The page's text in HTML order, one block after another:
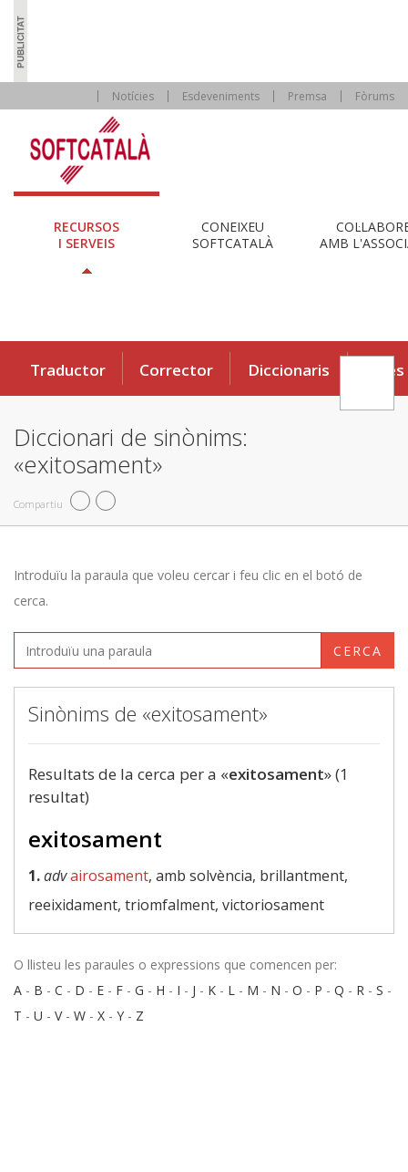
Notícies Esdeveniments Premsa Fòrums
RECURSOS
I SERVEIS
CONEIXEU
SOFTCATALÀ
AMB
Traductor Corrector Diccionaris Eines
Diccionari de sinònims:
«exitosament»
Compartiu
Introduïu la paraula que voleu cercar i feu clic en el botó de
cerca.
CERCA
Sinònims de «exitosament»
Resultats de la cerca per a «exitosament» (1
resultat)
exitosament
1.advairosament, amb solvència, brillantment,
reeixidament, triomfalment, victoriosament
O llisteu les paraules o expressions que comencen per:
A - B - C - D - E - F - G - H - I - J - K - L - M - N - O - P - Q - R - S -
T - U - V- W - X - Y - Z